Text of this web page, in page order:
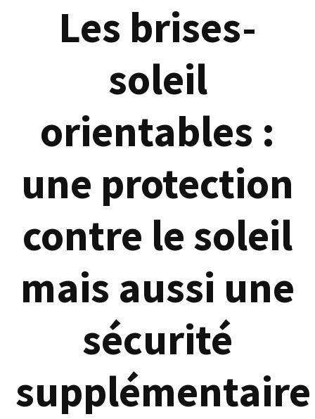
Les brises-
soleil
orientables :
une protection
contre le soleil
mais aussi une
sécurité
supplémentaire